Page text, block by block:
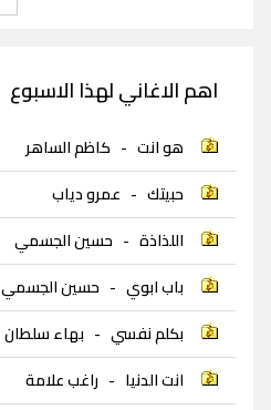
اهم الاغاني لهذا الاسبوع
هو انت - كاظم الساهر
حبيتك - عمرو دياب
اللذاذة - حسين الجسمي
باب ابوي - حسين الجسمي
بكلم نفسي - بهاء سلطان
انت الدنيا - راغب علامة